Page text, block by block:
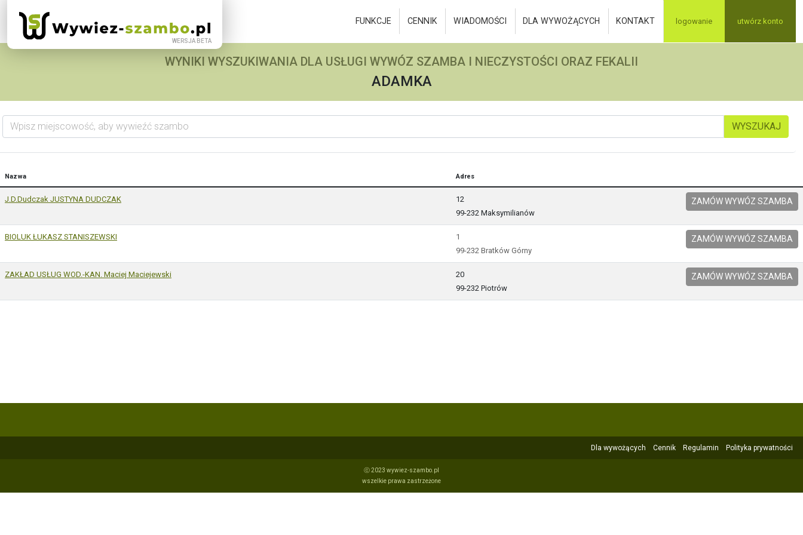
FUNKCJE CENNIK WIADOMOŚCI DLA WYWOŻĄCYCH KONTAKT logowanie utwórz konto
WYNIKI WYSZUKIWANIA DLA USŁUGI WYWÓZ SZAMBA I NIECZYSTOŚCI ORAZ FEKALII
ADAMKA
Wpisz miejscowość, aby wywieźć szambo
WYSZUKAJ
Nazwa Adres
J.D.Dudczak JUSTYNA DUDCZAK
12
99-232 Maksymilianów
ZAMÓW WYWÓZ SZAMBA
BIOLUK ŁUKASZ STANISZEWSKI
1
99-232 Bratków Górny
ZAMÓW WYWÓZ SZAMBA
ZAKŁAD USŁUG WOD.-KAN. Maciej Maciejewski
20
99-232 Piotrów
ZAMÓW WYWÓZ SZAMBA
Dla wywożących Cennik Regulamin Polityka prywatności
ⓒ 2023 wywiez-szambo.pl
wszelkie prawa zastrzeżone